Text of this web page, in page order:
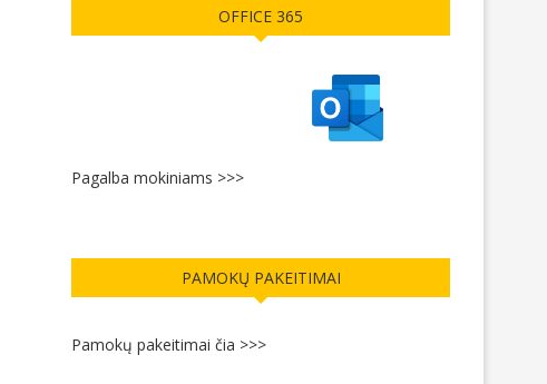
OFFICE 365
Pagalba mokiniams >>>
PAMOKŲ PAKEITIMAI
Pamokų pakeitimai čia >>>